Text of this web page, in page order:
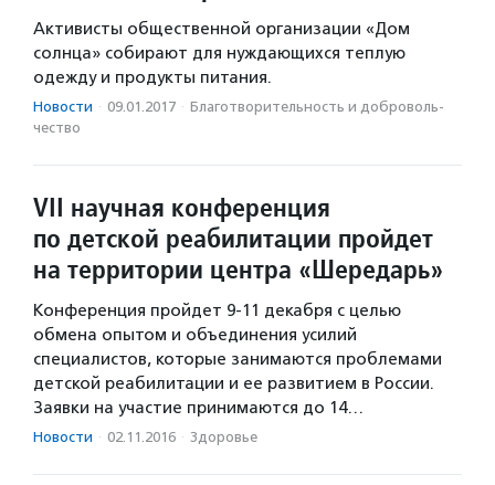
Активисты общественной организации «Дом
солнца» собирают для нуждающихся теплую
одежду и продукты питания.
Новости · 09.01.2017 · Благотвори­тель­ность и доброволь­
чест­во
VII научная конференция
по детской реабилитации пройдет
на территории центра «Шередарь»
Конференция пройдет 9-11 декабря с целью
обмена опытом и объединения усилий
специалистов, которые занимаются проблемами
детской реабилитации и ее развитием в России.
Заявки на участие принимаются до 14…
Новости · 02.11.2016 · Здоровье